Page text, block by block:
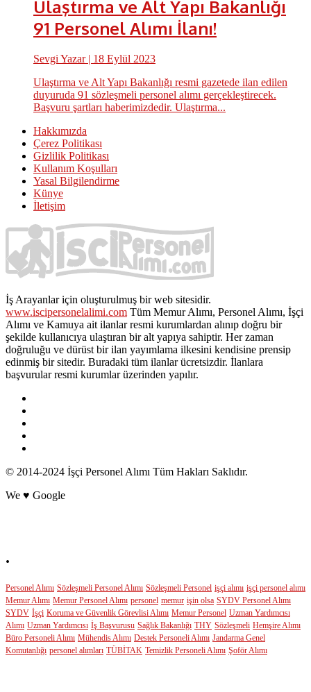
Ulaştırma ve Alt Yapı Bakanlığı
91 Personel Alımı İlanı!
Sevgi Yazar| 18 Eylül 2023
Ulaştırma ve Alt Yapı Bakanlığı resmi gazetede ilan edilen
duyuruda 91 sözleşmeli personel alımı gerçekleştirecek.
Başvuru şartları haberimizdedir. Ulaştırma...
Hakkımızda
Çerez Politikası
Gizlilik Politikası
Kullanım Koşulları
Yasal Bilgilendirme
Künye
İletişim
İş Arayanlar için oluşturulmuş bir web sitesidir.
www.iscipersonelalimi.com Tüm Memur Alımı, Personel Alımı, İşçi
Alımı ve Kamuya ait ilanlar resmi kurumlardan alınıp doğru bir
şekilde kullanıcıya ulaştıran bir alt yapıya sahiptir. Her zaman
doğruluğu ve dürüst bir ilan yayımlama ilkesini kendisine prensip
edinmiş bir sitedir. Buradaki tüm ilanlar ücretsizdir. İlanlara
başvurular resmi kurumlar üzerinden yapılır.
© 2014-2024 İşçi Personel Alımı Tüm Hakları Saklıdır.
We ♥ Google
.
Personel Alımı Sözleşmeli Personel Alımı Sözleşmeli Personel işçi alımı işçi personel alımı
Memur Alımı Memur Personel Alımı personel memur işin olsa SYDV Personel Alımı
SYDV İşçi Koruma ve Güvenlik Görevlisi Alımı Memur Personel Uzman Yardımcısı
Alımı Uzman Yardımcısı İş Başvurusu Sağlık Bakanlığı THY Sözleşmeli Hemşire Alımı
Büro Personeli Alımı Mühendis Alımı Destek Personeli Alımı Jandarma Genel
Komutanlığı personel alımları TÜBİTAK Temizlik Personeli Alımı Şoför Alımı